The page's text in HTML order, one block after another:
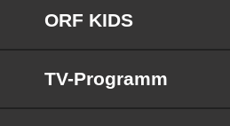
ORF KIDS
TV-Programm